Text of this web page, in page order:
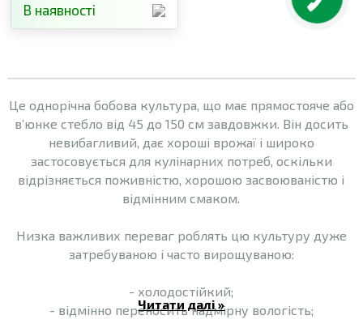
В наявності
Це однорічна бобова культура, що має прямостояче або
в’юнке стебло від 45 до 150 см завдовжки. Він досить
невибагливий, дає хороші врожаї і широко
застосовується для кулінарних потреб, оскільки
відрізняється поживністю, хорошою засвоюваністю і
відмінним смаком.
Низка важливих переваг роблять цю культуру дуже
затребуваною і часто вирощуваною:
- холодостійкий;
- відмінно переносить надмірну вологість;
Читати далі »